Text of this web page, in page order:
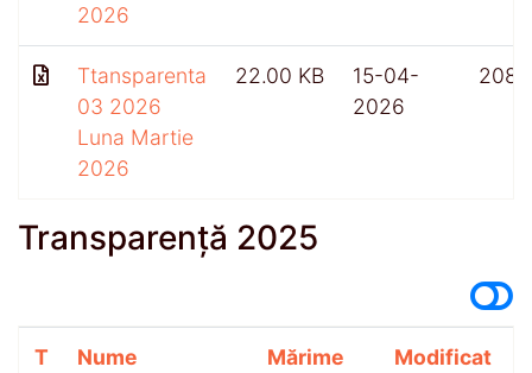
2026
Ttansparenta
03 2026
Luna Martie
2026
22.00 KB
15-04-
2026
208
Transparență 2025
T Nume Mărime
Modificat